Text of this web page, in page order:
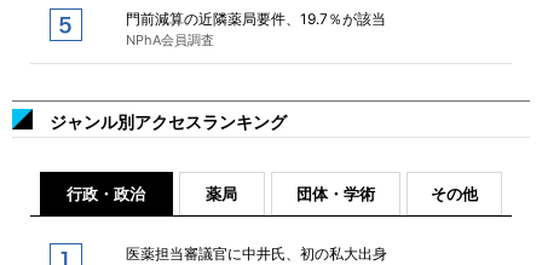
門前減算の近隣薬局要件、19.7％が該当
NPhA会員調査
ジャンル別アクセスランキング
行政・政治 薬局 団体・学術 その他
医薬担当審議官に中井氏、初の私大出身